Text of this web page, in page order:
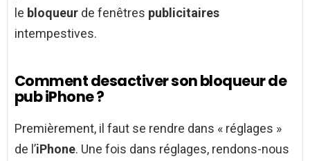
le bloqueur de fenêtres publicitaires
intempestives.
Comment desactiver son bloqueur de
pub iPhone ?
Premièrement, il faut se rendre dans « réglages »
de l’iPhone. Une fois dans réglages, rendons-nous